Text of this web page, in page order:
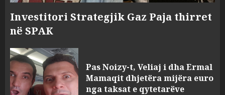
Investitori Strategjik Gaz Paja thirret
në SPAK
Pas Noizy-t, Veliaj i dha Ermal
Mamaqit dhjetëra mijëra euro
nga taksat e qytetarëve